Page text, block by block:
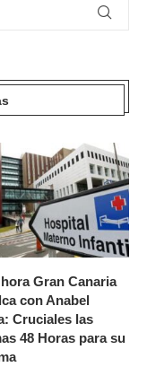
Gran Canaria
con Anabel
Cruciales las
48 Horas para su